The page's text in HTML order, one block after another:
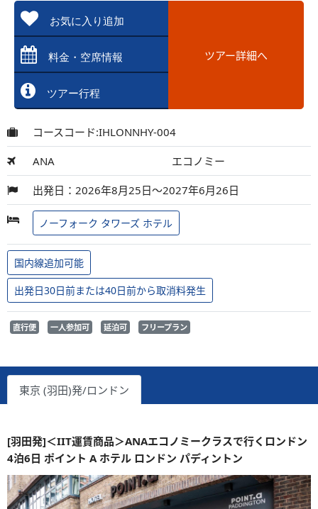
お気に入り追加
料金・空席情報
ツアー行程
ツアー詳細へ
コースコード:IHLONNHY-004
ANA エコノミー
出発日：2026年8月25日～2027年6月26日
ノーフォーク タワーズ ホテル
国内線追加可能
出発日30日前または40日前から取消料発生
直行便 一人参加可 延泊可 フリープラン
東京 (羽田)発/ロンドン
[羽田発]＜IIT運賃商品＞ANAエコノミークラスで行くロンドン
4泊6日 ポイント A ホテル ロンドン パディントン